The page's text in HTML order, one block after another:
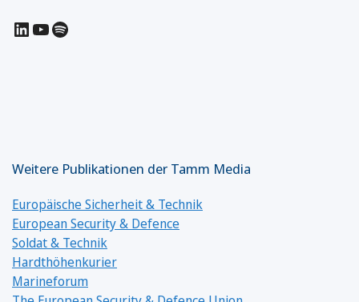
LinkedIn
YouTube
Spotify
Weitere Publikationen der Tamm Media
Europäische Sicherheit & Technik
European Security & Defence
Soldat & Technik
Hardthöhenkurier
Marineforum